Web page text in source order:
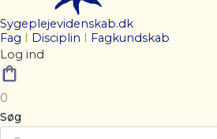
Sygeplejevidenskab.dk
Fag
Disciplin
Fagkundskab
Log ind
0
Søg